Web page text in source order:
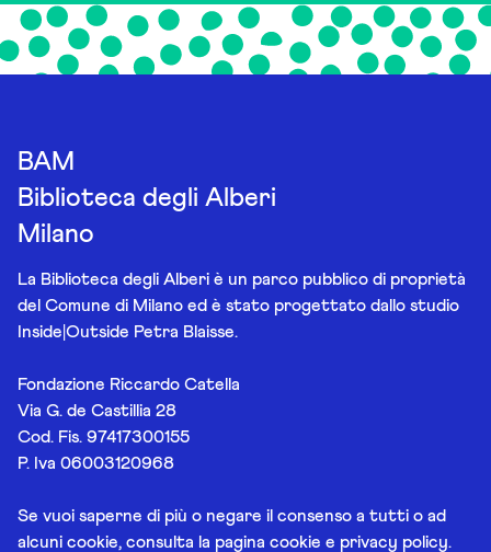
BAM
Biblioteca degli Alberi
Milano
La Biblioteca degli Alberi è un parco pubblico di proprietà
del Comune di Milano ed è stato progettato dallo studio
Inside|Outside Petra Blaisse.
Fondazione Riccardo Catella
Via G. de Castillia 28
Cod. Fis. 97417300155
P. Iva 06003120968
Se vuoi saperne di più o negare il consenso a tutti o ad
alcuni cookie, consulta la pagina cookie e privacy policy.